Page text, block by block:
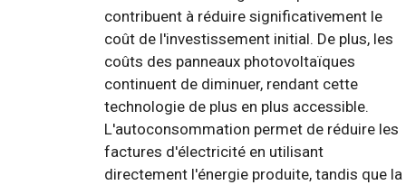
contribuent à réduire significativement le
coût de l'investissement initial. De plus, les
coûts des panneaux photovoltaïques
continuent de diminuer, rendant cette
technologie de plus en plus accessible.
L'autoconsommation permet de réduire les
factures d'électricité en utilisant
directement l'énergie produite, tandis que la